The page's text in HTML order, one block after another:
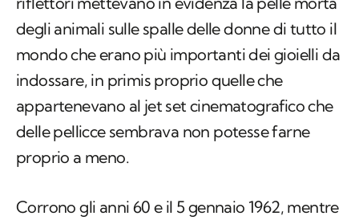
degli animali sulle spalle delle donne di tutto il
mondo che erano più importanti dei gioielli da
indossare, in primis proprio quelle che
appartenevano al jet set cinematografico che
delle pellicce sembrava non potesse farne
proprio a meno.
Corrono gli anni 60 e il 5 gennaio 1962, mentre